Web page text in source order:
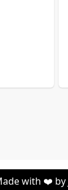
with ❤️ by